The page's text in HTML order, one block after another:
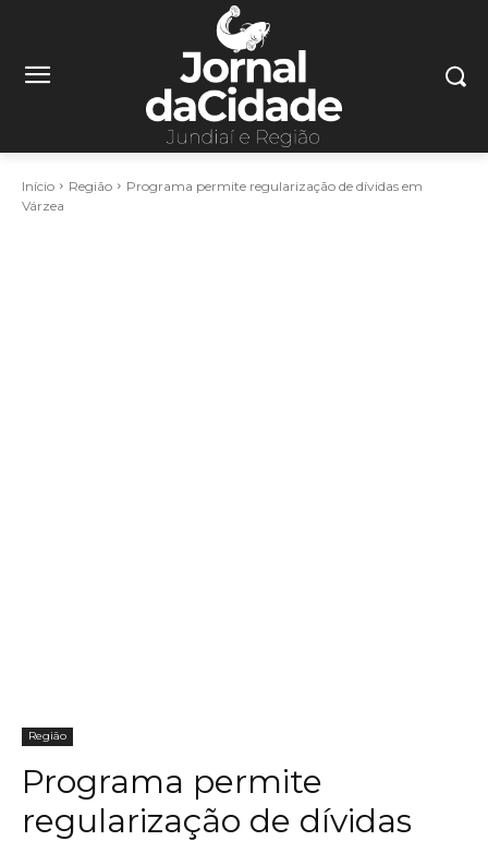
Início Região
Programa permite regularização de dívidas em
Várzea
Região
Programa permite
regularização de dívidas